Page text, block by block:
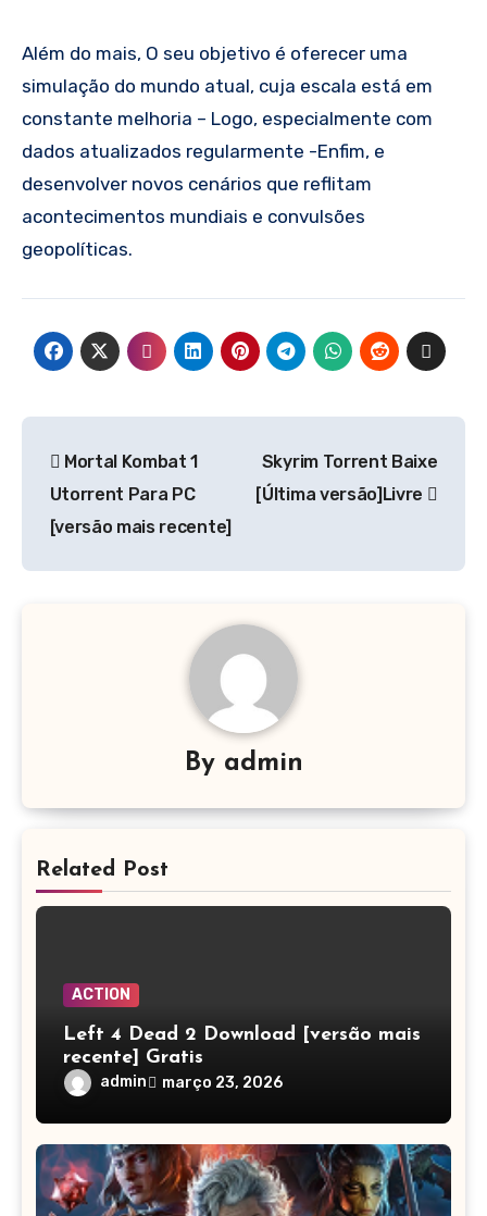
Além do mais, O seu objetivo é oferecer uma
simulação do mundo atual, cuja escala está em
constante melhoria – Logo, especialmente com
dados atualizados regularmente -Enfim, e
desenvolver novos cenários que reflitam
acontecimentos mundiais e convulsões
geopolíticas.
de
Post
Mortal Kombat 1
Utorrent Para PC
[versão mais recente]
Skyrim Torrent Baixe
[Última versão]Livre
By admin
Related Post
ACTION
Left 4 Dead 2 Download [versão mais
recente] Gratis
admin março 23, 2026